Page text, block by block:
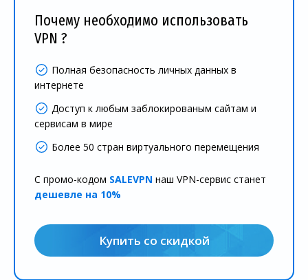
Почему необходимо использовать
VPN ?
Полная безопасность личных данных в
интернете
Доступ к любым заблокированым сайтам и
сервисам в мире
Более 50 стран виртуального перемещения
С промо-кодом SALEVPN наш VPN-сервис станет
дешевле на 10%
Купить со скидкой